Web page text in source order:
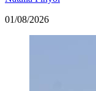
01/08/2026